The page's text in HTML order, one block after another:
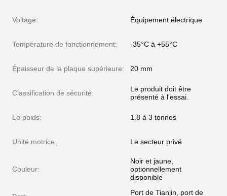
Voltage: Équipement électrique
Température de fonctionnement: -35°C à +55°C
Épaisseur de la plaque supérieure: 20 mm
Classification de sécurité:
Le produit doit être
présenté à l'essai.
Le poids: 1.8 à 3 tonnes
Unité motrice: Le secteur privé
Couleur:
Noir et jaune,
optionnellement
disponible
Port de Tianjin, port de